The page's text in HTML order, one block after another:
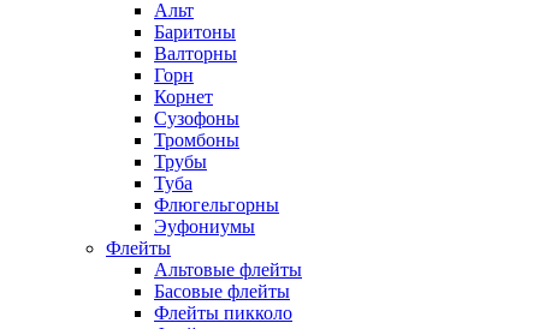
Альт
Баритоны
Валторны
Горн
Корнет
Сузофоны
Тромбоны
Трубы
Туба
Флюгельгорны
Эуфониумы
Флейты
Альтовые флейты
Басовые флейты
Флейты пикколо